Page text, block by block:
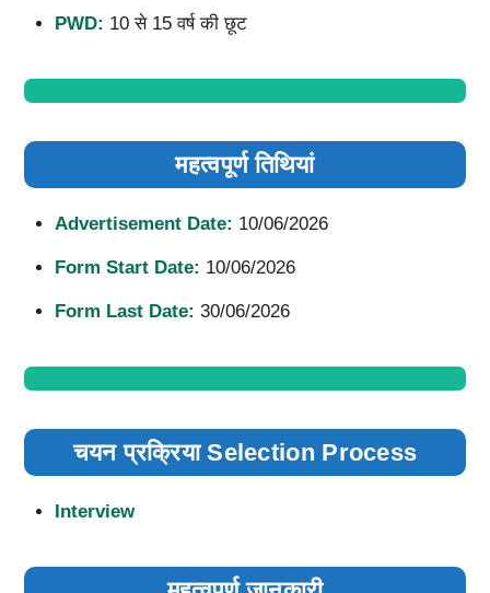
PWD: 10 से 15 वर्ष की छूट
महत्वपूर्ण तिथियां
Advertisement Date: 10/06/2026
Form Start Date: 10/06/2026
Form Last Date: 30/06/2026
चयन प्रक्रिया Selection Process
Interview